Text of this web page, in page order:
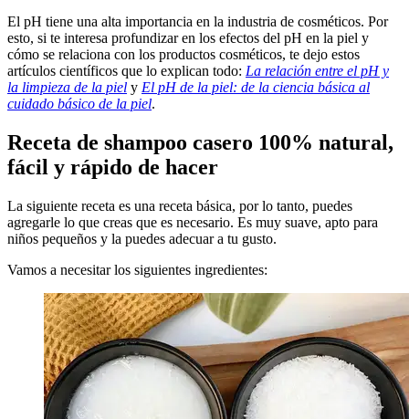
El pH tiene una alta importancia en la industria de cosméticos. Por
esto, si te interesa profundizar en los efectos del pH en la piel y
cómo se relaciona con los productos cosméticos, te dejo estos
artículos científicos que lo explican todo: La relación entre el pH y
la limpieza de la piel y El pH de la piel: de la ciencia básica al
cuidado básico de la piel.
Receta de shampoo casero 100% natural,
fácil y rápido de hacer
La siguiente receta es una receta básica, por lo tanto, puedes
agregarle lo que creas que es necesario. Es muy suave, apto para
niños pequeños y la puedes adecuar a tu gusto.
Vamos a necesitar los siguientes ingredientes: